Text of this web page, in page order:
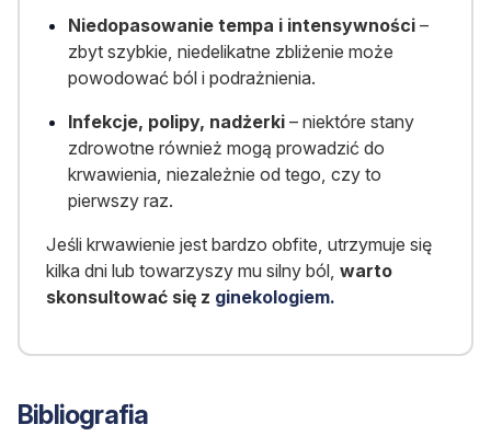
Niedopasowanie tempa i intensywności–
zbyt szybkie, niedelikatne zbliżenie może
powodować ból i podrażnienia.
Infekcje, polipy, nadżerki– niektóre stany
zdrowotne również mogą prowadzić do
krwawienia, niezależnie od tego, czy to
pierwszy raz.
Jeśli krwawienie jest bardzo obfite, utrzymuje się
kilka dni lub towarzyszy mu silny ból, warto
skonsultować się z ginekologiem.
Bibliografia